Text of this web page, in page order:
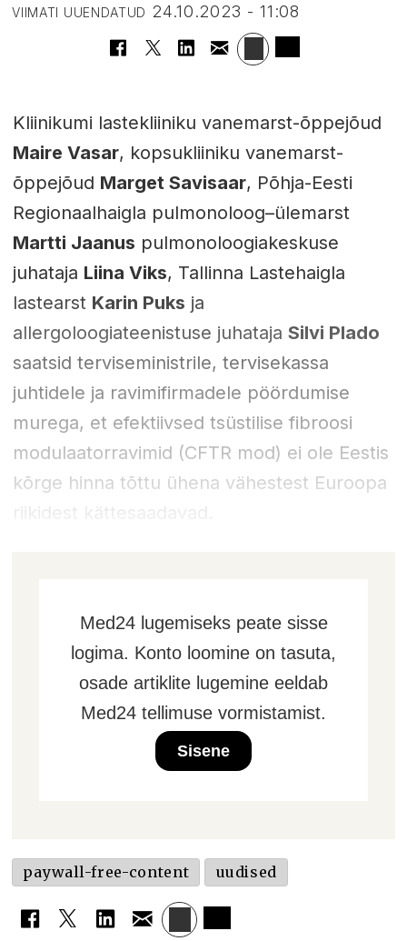
VIIMATI UUENDATUD 24.10.2023 - 11:08
Kliinikumi lastekliiniku vanemarst-õppejõud
Maire Vasar, kopsukliiniku vanemarst-
õppejõud Marget Savisaar, Põhja-Eesti
Regionaalhaigla pulmonoloog–ülemarst
Martti Jaanus pulmonoloogiakeskuse
juhataja Liina Viks, Tallinna Lastehaigla
lastearst Karin Puks ja
allergoloogiateenistuse juhataja Silvi Plado
saatsid terviseministrile, tervisekassa
juhtidele ja ravimifirmadele pöördumise
murega, et efektiivsed tsüstilise fibroosi
modulaatorravimid (CFTR mod) ei ole Eestis
kõrge hinna tõttu ühena vähestest Euroopa
riikidest kättesaadavad.
Med24 lugemiseks peate sisse
logima. Konto loomine on tasuta,
osade artiklite lugemine eeldab
Med24 tellimuse vormistamist.
Sisene
paywall-free-content uudised